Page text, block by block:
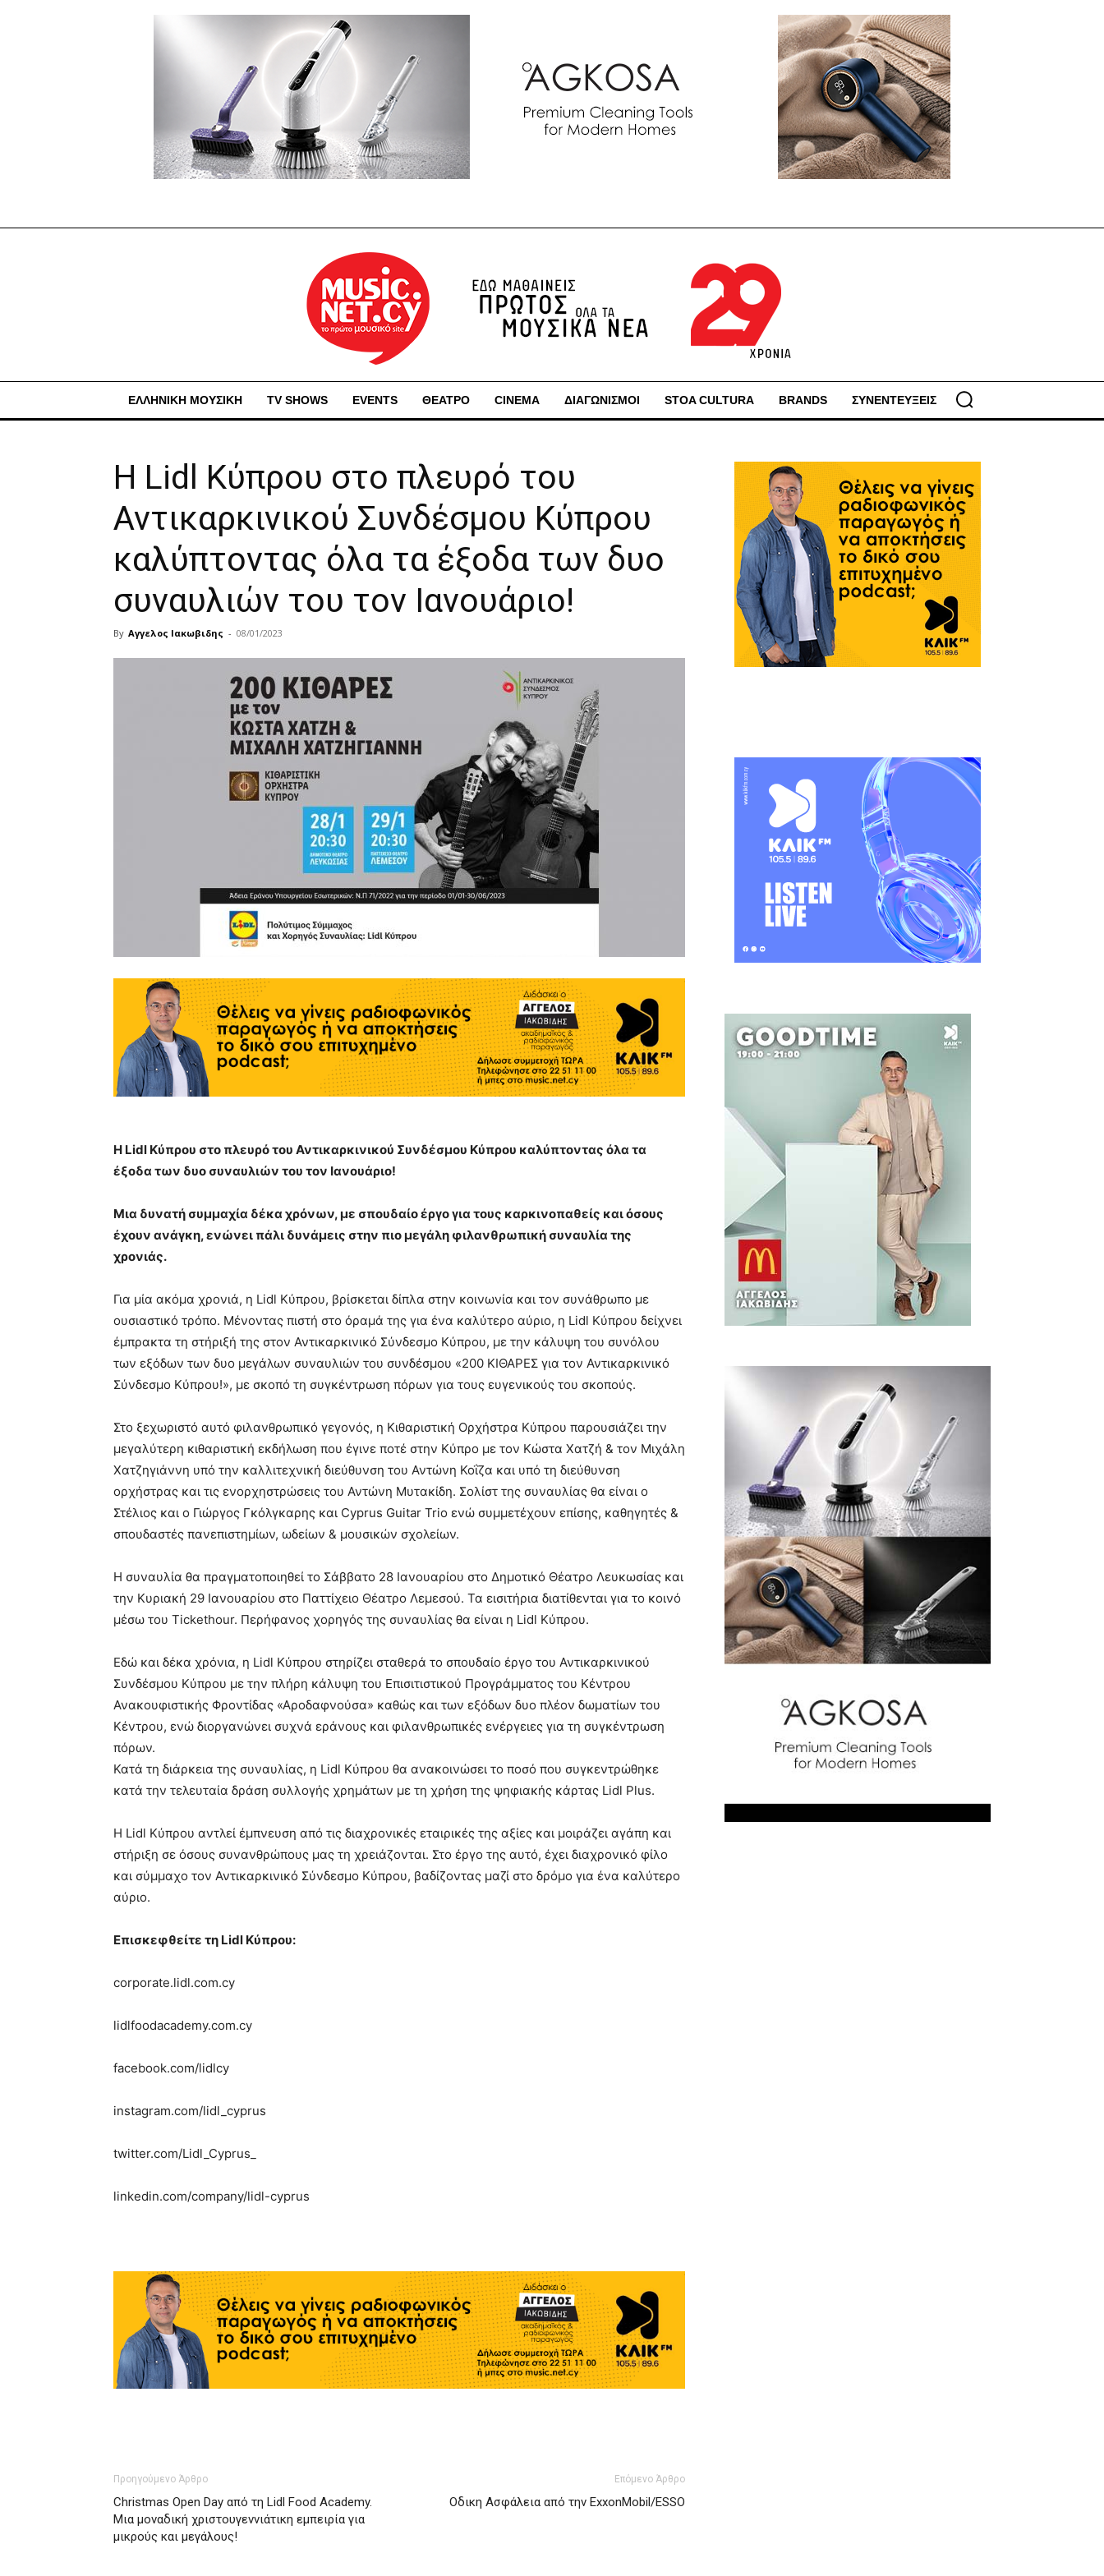
ΕΛΛΗΝΙΚΗ ΜΟΥΣΙΚΗ TV SHOWS EVENTS ΘΕΑΤΡΟ CINEMA ΔΙΑΓΩΝΙΣΜΟΙ STOA CULTURA BRANDS ΣΥΝΕΝΤΕΥΞΕΙΣ
Η Lidl Κύπρου στο πλευρό του
Αντικαρκινικού Συνδέσμου Κύπρου
καλύπτοντας όλα τα έξοδα των δυο
συναυλιών του τον Ιανουάριο!
By Αγγελος Ιακωβιδης - 08/01/2023
Η Lidl Κύπρου στο πλευρό του Αντικαρκινικού Συνδέσμου Κύπρου καλύπτοντας όλα τα
έξοδα των δυο συναυλιών του τον Ιανουάριο!
Μια δυνατή συμμαχία δέκα χρόνων, με σπουδαίο έργο για τους καρκινοπαθείς και όσους
έχουν ανάγκη, ενώνει πάλι δυνάμεις στην πιο μεγάλη φιλανθρωπική συναυλία της
χρονιάς.
Για μία ακόμα χρονιά, η Lidl Κύπρου, βρίσκεται δίπλα στην κοινωνία και τον συνάθρωπο με
ουσιαστικό τρόπο. Μένοντας πιστή στο όραμά της για ένα καλύτερο αύριο, η Lidl Κύπρου δείχνει
έμπρακτα τη στήριξή της στον Αντικαρκινικό Σύνδεσμο Κύπρου, με την κάλυψη του συνόλου
των εξόδων των δυο μεγάλων συναυλιών του συνδέσμου «200 ΚΙΘΑΡΕΣ για τον Αντικαρκινικό
Σύνδεσμο Κύπρου!», με σκοπό τη συγκέντρωση πόρων για τους ευγενικούς του σκοπούς.
Στο ξεχωριστό αυτό φιλανθρωπικό γεγονός, η Κιθαριστική Ορχήστρα Κύπρου παρουσιάζει την
μεγαλύτερη κιθαριστική εκδήλωση που έγινε ποτέ στην Κύπρο με τον Κώστα Χατζή & τον Μιχάλη
Χατζηγιάννη υπό την καλλιτεχνική διεύθυνση του Αντώνη Κοΐζα και υπό τη διεύθυνση
ορχήστρας και τις ενορχηστρώσεις του Αντώνη Μυτακίδη. Σολίστ της συναυλίας θα είναι ο
Στέλιος και ο Γιώργος Γκόλγκαρης και Cyprus Guitar Trio ενώ συμμετέχουν επίσης, καθηγητές &
σπουδαστές πανεπιστημίων, ωδείων & μουσικών σχολείων.
Η συναυλία θα πραγματοποιηθεί το Σάββατο 28 Ιανουαρίου στο Δημοτικό Θέατρο Λευκωσίας και
την Κυριακή 29 Ιανουαρίου στο Παττίχειο Θέατρο Λεμεσού. Τα εισιτήρια διατίθενται για το κοινό
μέσω του Tickethour. Περήφανος χορηγός της συναυλίας θα είναι η Lidl Κύπρου.
Εδώ και δέκα χρόνια, η Lidl Κύπρου στηρίζει σταθερά το σπουδαίο έργο του Αντικαρκινικού
Συνδέσμου Κύπρου με την πλήρη κάλυψη του Επισιτιστικού Προγράμματος του Κέντρου
Ανακουφιστικής Φροντίδας «Αροδαφνούσα» καθώς και των εξόδων δυο πλέον δωματίων του
Κέντρου, ενώ διοργανώνει συχνά εράνους και φιλανθρωπικές ενέργειες για τη συγκέντρωση
πόρων.
Κατά τη διάρκεια της συναυλίας, η Lidl Κύπρου θα ανακοινώσει το ποσό που συγκεντρώθηκε
κατά την τελευταία δράση συλλογής χρημάτων με τη χρήση της ψηφιακής κάρτας Lidl Plus.
Η Lidl Κύπρου αντλεί έμπνευση από τις διαχρονικές εταιρικές της αξίες και μοιράζει αγάπη και
στήριξη σε όσους συνανθρώπους μας τη χρειάζονται. Στο έργο της αυτό, έχει διαχρονικό φίλο
και σύμμαχο τον Αντικαρκινικό Σύνδεσμο Κύπρου, βαδίζοντας μαζί στο δρόμο για ένα καλύτερο
αύριο.
Επισκεφθείτε τη Lidl Κύπρου:
corporate.lidl.com.cy
lidlfoodacademy.com.cy
facebook.com/lidlcy
instagram.com/lidl_cyprus
twitter.com/Lidl_Cyprus_
linkedin.com/company/lidl-cyprus
Προηγούμενο Άρθρο
Christmas Open Day από τη Lidl Food Academy.
Μια μοναδική χριστουγεννιάτικη εμπειρία για
μικρούς και μεγάλους!
Επόμενο Άρθρο
Οδικη Ασφάλεια από την ExxonMobil/ESSO